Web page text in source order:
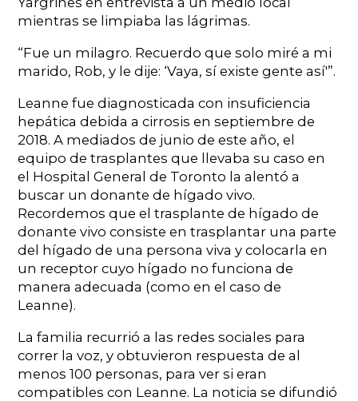
mientras se limpiaba las lágrimas.
“Fue un milagro. Recuerdo que solo miré a mi
marido, Rob, y le dije: ‘Vaya, sí existe gente así'”.
Leanne fue diagnosticada con insuficiencia
hepática debida a cirrosis en septiembre de
2018. A mediados de junio de este año, el
equipo de trasplantes que llevaba su caso en
el Hospital General de Toronto la alentó a
buscar un donante de hígado vivo.
Recordemos que el trasplante de hígado de
donante vivo consiste en trasplantar una parte
del hígado de una persona viva y colocarla en
un receptor cuyo hígado no funciona de
manera adecuada (como en el caso de
Leanne).
La familia recurrió a las redes sociales para
correr la voz, y obtuvieron respuesta de al
menos 100 personas, para ver si eran
compatibles con Leanne. La noticia se difundió